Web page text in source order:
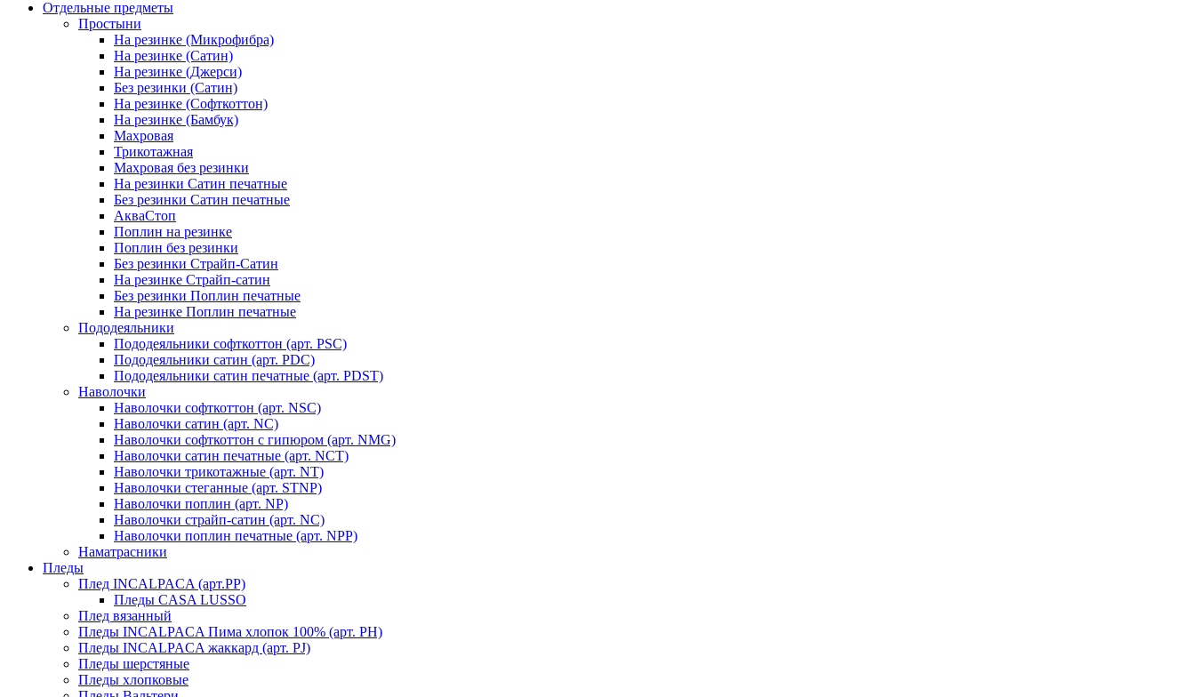
Отдельные предметы
Простыни
На резинке (Микрофибра)
На резинке (Сатин)
На резинке (Джерси)
Без резинки (Сатин)
На резинке (Софткоттон)
На резинке (Бамбук)
Махровая
Трикотажная
Махровая без резинки
На резинки Сатин печатные
Без резинки Сатин печатные
АкваСтоп
Поплин на резинке
Поплин без резинки
Без резинки Страйп-Сатин
На резинке Страйп-сатин
Без резинки Поплин печатные
На резинке Поплин печатные
Пододеяльники
Пододеяльники софткоттон (арт. PSC)
Пододеяльники сатин (арт. PDC)
Пододеяльники сатин печатные (арт. PDST)
Наволочки
Наволочки софткоттон (арт. NSC)
Наволочки сатин (арт. NC)
Наволочки софткоттон с гипюром (арт. NMG)
Наволочки сатин печатные (арт. NCT)
Наволочки трикотажные (арт. NT)
Наволочки стеганные (арт. STNP)
Наволочки поплин (арт. NP)
Наволочки страйп-сатин (арт. NC)
Наволочки поплин печатные (арт. NPP)
Наматрасники
Пледы
Плед INCALPACA (арт.PP)
Пледы CASA LUSSO
Плед вязанный
Пледы INCALPACA Пима хлопок 100% (арт. PH)
Пледы INCALPACA жаккард (арт. PJ)
Пледы шерстяные
Пледы хлопковые